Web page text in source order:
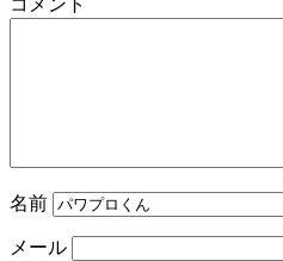
名前
メール